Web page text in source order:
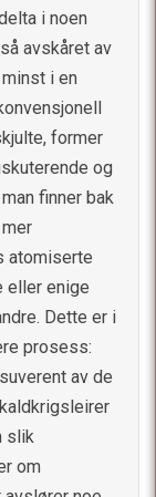
i noen
avskåret av
i en
former
og
finner bak
atomiserte
eller enige
Dette er i
prosess:
av de
slik
om